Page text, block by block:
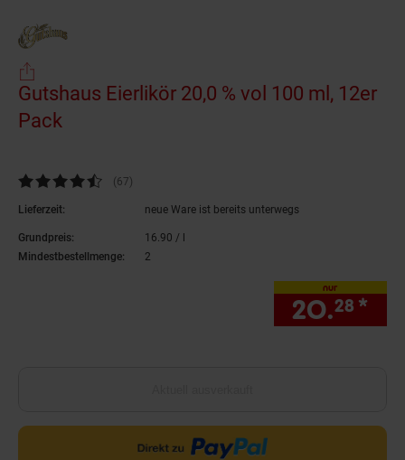
Gutshaus Eierlikör 20,0 % vol 100 ml, 12er
Pack
Kundenbewertung: 4,63 von 5 Sternen
(67Kundenbewertungen
)
Lieferzeit: neue Ware ist bereits unterwegs
Grundpreis: 16. 90 / l
Mindestbestellmenge:
2
nur
20.28 *